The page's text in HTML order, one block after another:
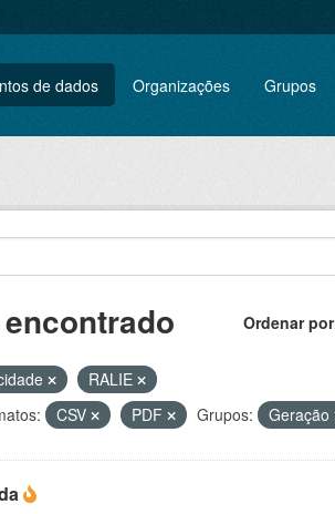
de dados Organizações Grupos
Ordenar por
RALIE
CSV PDF Grupos: Geração